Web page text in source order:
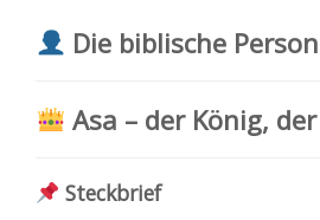
Die biblische
Asa – der König,
Steckbrief